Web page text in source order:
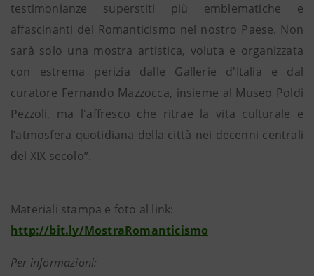
testimonianze superstiti più emblematiche e
affascinanti del Romanticismo nel nostro Paese. Non
sarà solo una mostra artistica, voluta e organizzata
con estrema perizia dalle Gallerie d'Italia e dal
curatore Fernando Mazzocca, insieme al Museo Poldi
Pezzoli, ma l'affresco che ritrae la vita culturale e
l’atmosfera quotidiana della città nei decenni centrali
del XIX secolo”.
Materiali stampa e foto al link:
http://bit.ly/MostraRomanticismo
Per informazioni: